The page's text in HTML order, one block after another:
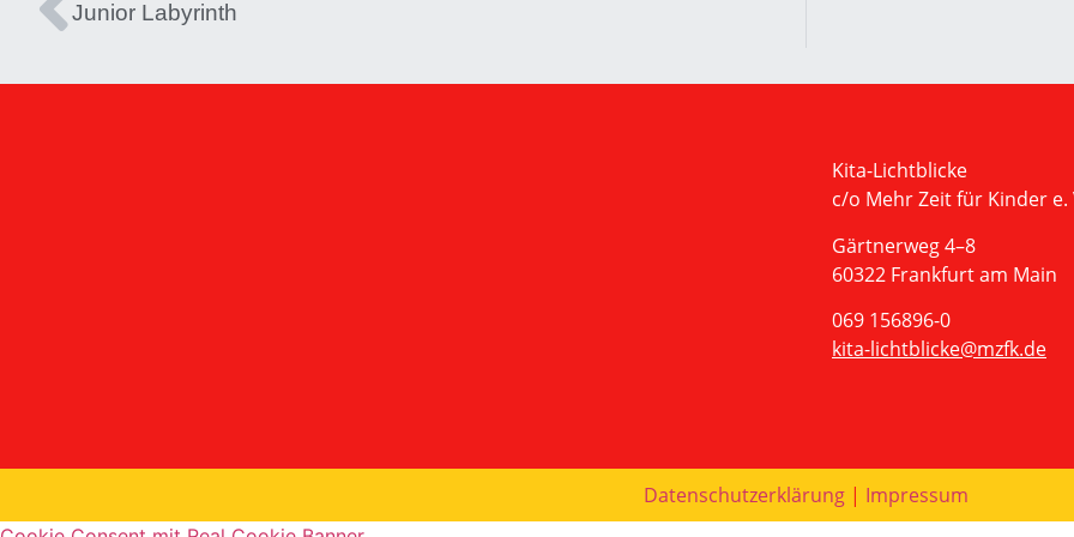
Junior Labyrinth
Kita-Lichtblicke
c/o Mehr Zeit für Kinder e.
Gärtnerweg 4–8
60322 Frankfurt am Main
069 156896-0
kita-lichtblicke@mzfk.de
Datenschutzerklärung| Impressum